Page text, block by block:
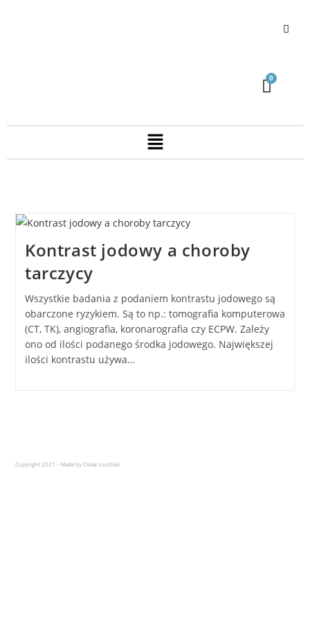
Kontrast jodowy a choroby
tarczycy
Wszystkie badania z podaniem kontrastu jodowego są
obarczone ryzykiem. Są to np.: tomografia komputerowa
(CT, TK), angiografia, koronarografia czy ECPW. Zależy
ono od ilości podanego środka jodowego. Największej
ilości kontrastu używa…
Copyright 2021 - Made by Oskar Łoziński